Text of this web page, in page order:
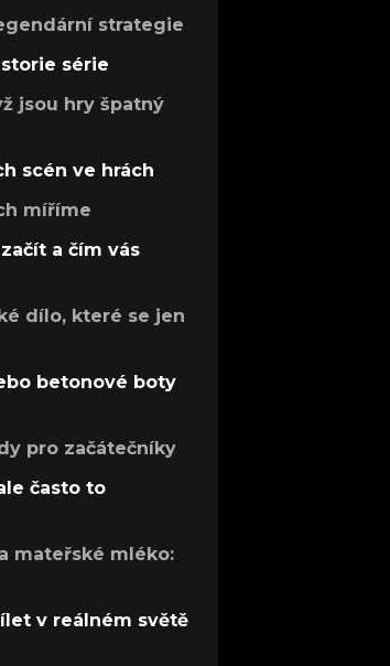
strategie
série
jsou hry špatný
scén ve hrách
míříme
a čím vás
dílo, které se jen
betonové boty
pro začátečníky
často to
mateřské mléko:
v reálném světě